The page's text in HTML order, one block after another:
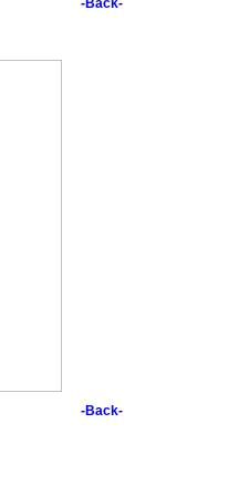
-Back-
-Back-